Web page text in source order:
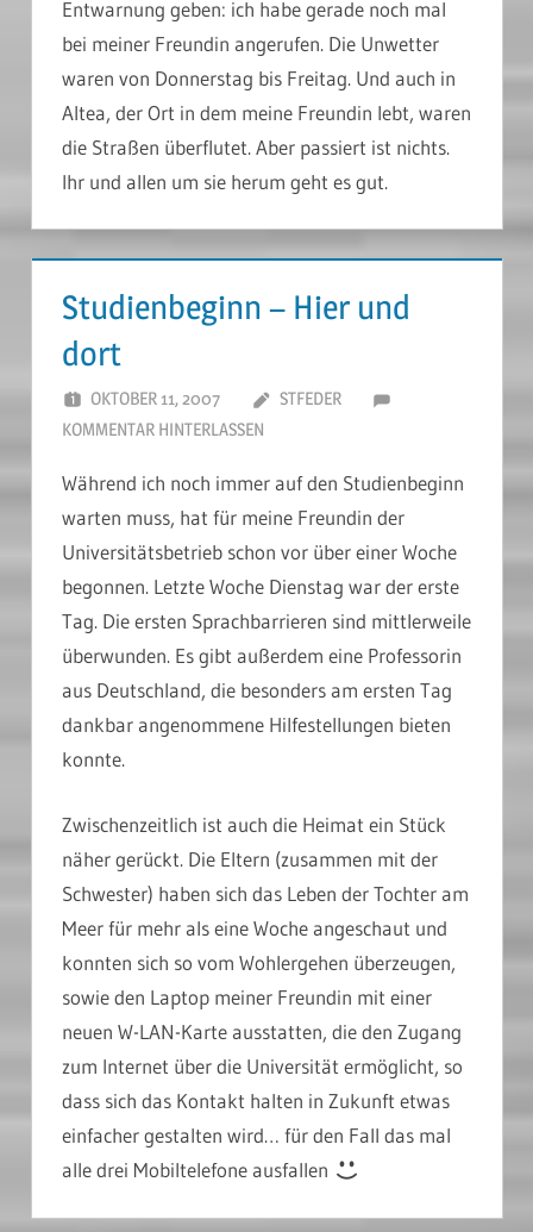
Entwarnung geben: ich habe gerade noch mal
bei meiner Freundin angerufen. Die Unwetter
waren von Donnerstag bis Freitag. Und auch in
Altea, der Ort in dem meine Freundin lebt, waren
die Straßen überflutet. Aber passiert ist nichts.
Ihr und allen um sie herum geht es gut.
Studienbeginn – Hier und
dort
OKTOBER 11, 2007
STFEDER
KOMMENTAR HINTERLASSEN
Während ich noch immer auf den Studienbeginn
warten muss, hat für meine Freundin der
Universitätsbetrieb schon vor über einer Woche
begonnen. Letzte Woche Dienstag war der erste
Tag. Die ersten Sprachbarrieren sind mittlerweile
überwunden. Es gibt außerdem eine Professorin
aus Deutschland, die besonders am ersten Tag
dankbar angenommene Hilfestellungen bieten
konnte.
Zwischenzeitlich ist auch die Heimat ein Stück
näher gerückt. Die Eltern (zusammen mit der
Schwester) haben sich das Leben der Tochter am
Meer für mehr als eine Woche angeschaut und
konnten sich so vom Wohlergehen überzeugen,
sowie den Laptop meiner Freundin mit einer
neuen W-LAN-Karte ausstatten, die den Zugang
zum Internet über die Universität ermöglicht, so
dass sich das Kontakt halten in Zukunft etwas
einfacher gestalten wird… für den Fall das mal
alle drei Mobiltelefone ausfallen